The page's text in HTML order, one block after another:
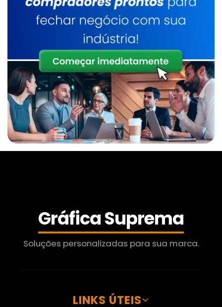
Gráfica Suprema
Soluções personalizadas para sua marca.
LINKS ÚTEIS